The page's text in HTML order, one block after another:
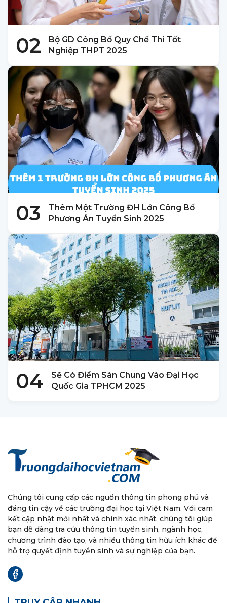
02
Bộ GD Công Bố Quy Chế Thi Tốt
Nghiệp THPT 2025
03
Thêm Một Trường ĐH Lớn Công Bố
Phương Án Tuyển Sinh 2025
04
Sẽ Có Điểm Sàn Chung Vào Đại Học
Quốc Gia TPHCM 2025
Chúng tôi cung cấp các nguồn thông tin phong phú và
đáng tin cậy về các trường đại học tại Việt Nam. Với cam
kết cập nhật mới nhất và chính xác nhất, chúng tôi giúp
bạn dễ dàng tra cứu thông tin tuyển sinh, ngành học,
chương trình đào tạo, và nhiều thông tin hữu ích khác để
hỗ trợ quyết định tuyển sinh và sự nghiệp của bạn.